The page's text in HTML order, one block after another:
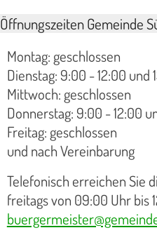
Öffnungszeiten Gemeinde
Montag: geschlossen
Dienstag: 9:00 - 12:00 und
Mittwoch: geschlossen
Donnerstag: 9:00 - 12:00
Freitag: geschlossen
und nach Vereinbarung
Telefonisch erreichen Sie
freitags von 09:00 Uhr bis